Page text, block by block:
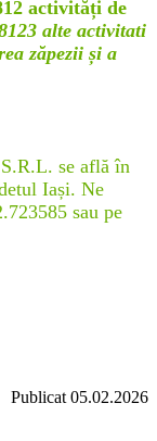
activități de
alte activitati
zăpezii și a
se află în
Iași. Ne
sau pe
Publicat 05.02.2026